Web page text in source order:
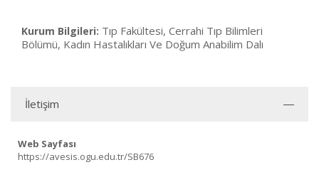
Kurum Bilgileri: Tıp Fakültesi, Cerrahi Tıp Bilimleri
Bölümü, Kadın Hastalıkları Ve Doğum Anabilim Dalı
İletişim
Web Sayfası
https://avesis.ogu.edu.tr/SB676